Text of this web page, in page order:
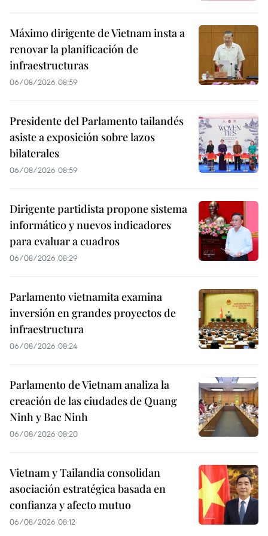
Máximo dirigente de Vietnam insta a
renovar la planificación de
infraestructuras
06/08/2026 08:59
Presidente del Parlamento tailandés
asiste a exposición sobre lazos
bilaterales
06/08/2026 08:59
Dirigente partidista propone sistema
informático y nuevos indicadores
para evaluar a cuadros
06/08/2026 08:29
Parlamento vietnamita examina
inversión en grandes proyectos de
infraestructura
06/08/2026 08:24
Parlamento de Vietnam analiza la
creación de las ciudades de Quang
Ninh y Bac Ninh
06/08/2026 08:20
Vietnam y Tailandia consolidan
asociación estratégica basada en
confianza y afecto mutuo
06/08/2026 08:12